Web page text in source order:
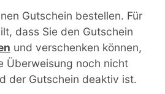
Gutschein bestellen. Für
dass Sie den Gutschein
und verschenken können,
Überweisung noch nicht
der Gutschein deaktiv ist.